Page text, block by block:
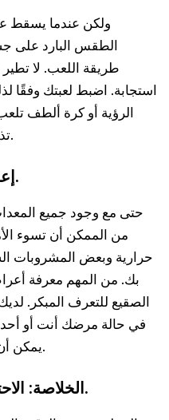
ولكن عندما يسقط
الطقس البارد على
طريقة اللعب. لا
استجابة. اضبط لعبتك وفقًا
الرؤية أو كرة ألطف
تذكر ، لا يستحق المخاطرة بصحتك.
إعداد الطوارئ: فقط في حالة.
حتى مع وجود جميع
من الممكن أن تسوء
حرارية وبعض المشروبات
بك. من المهم معرفة
الصقيع للتعرف المبكر.
في حالة مرضك أنت أو
يمكن أن يحدث الاستعداد لصنع فرق كبير.
الخلاصة: الاحترام الصحي للعبة والطقس.